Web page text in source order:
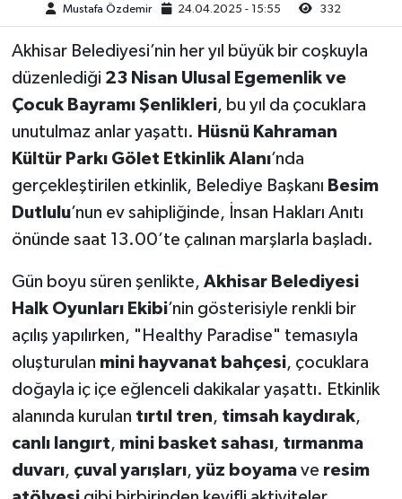
Mustafa Özdemir 24.04.2025 - 15:55 332
Akhisar Belediyesi’nin her yıl büyük bir coşkuyla
düzenlediği 23 Nisan Ulusal Egemenlik ve
Çocuk Bayramı Şenlikleri, bu yıl da çocuklara
unutulmaz anlar yaşattı. Hüsnü Kahraman
Kültür Parkı Gölet Etkinlik Alanı’nda
gerçekleştirilen etkinlik, Belediye Başkanı Besim
Dutlulu’nun ev sahipliğinde, İnsan Hakları Anıtı
önünde saat 13.00’te çalınan marşlarla başladı.
Gün boyu süren şenlikte, Akhisar Belediyesi
Halk Oyunları Ekibi’nin gösterisiyle renkli bir
açılış yapılırken, "Healthy Paradise" temasıyla
oluşturulan mini hayvanat bahçesi, çocuklara
doğayla iç içe eğlenceli dakikalar yaşattı. Etkinlik
alanında kurulan tırtıl tren, timsah kaydırak,
canlı langırt, mini basket sahası, tırmanma
duvarı, çuval yarışları, yüz boyamave resim
Kadın
Teknoloji
Yerel Haber
Akhisar Emlak
Ülke